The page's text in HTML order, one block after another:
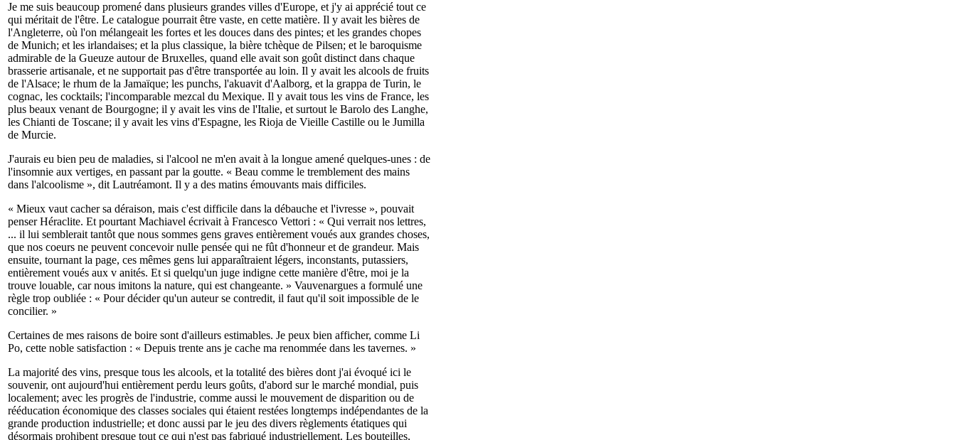
Je me suis beaucoup promené dans plusieurs grandes villes d'Europe, et j'y ai apprécié tout ce
qui méritait de l'être. Le catalogue pourrait être vaste, en cette matière. Il y avait les bières de
l'Angleterre, où l'on mélangeait les fortes et les douces dans des pintes; et les grandes chopes
de Munich; et les irlandaises; et la plus classique, la bière tchèque de Pilsen; et le baroquisme
admirable de la Gueuze autour de Bruxelles, quand elle avait son goût distinct dans chaque
brasserie artisanale, et ne supportait pas d'être transportée au loin. Il y avait les alcools de fruits
de l'Alsace; le rhum de la Jamaïque; les punchs, l'akuavit d'Aalborg, et la grappa de Turin, le
cognac, les cocktails; l'incomparable mezcal du Mexique. Il y avait tous les vins de France, les
plus beaux venant de Bourgogne; il y avait les vins de l'Italie, et surtout le Barolo des Langhe,
les Chianti de Toscane; il y avait les vins d'Espagne, les Rioja de Vieille Castille ou le Jumilla
de Murcie.
J'aurais eu bien peu de maladies, si l'alcool ne m'en avait à la longue amené quelques-unes : de
l'insomnie aux vertiges, en passant par la goutte. « Beau comme le tremblement des mains
dans l'alcoolisme », dit Lautréamont. Il y a des matins émouvants mais difficiles.
« Mieux vaut cacher sa déraison, mais c'est difficile dans la débauche et l'ivresse », pouvait
penser Héraclite. Et pourtant Machiavel écrivait à Francesco Vettori : « Qui verrait nos lettres,
... il lui semblerait tantôt que nous sommes gens graves entièrement voués aux grandes choses,
que nos coeurs ne peuvent concevoir nulle pensée qui ne fût d'honneur et de grandeur. Mais
ensuite, tournant la page, ces mêmes gens lui apparaîtraient légers, inconstants, putassiers,
entièrement voués aux v anités. Et si quelqu'un juge indigne cette manière d'être, moi je la
trouve louable, car nous imitons la nature, qui est changeante. » Vauvenargues a formulé une
règle trop oubliée : « Pour décider qu'un auteur se contredit, il faut qu'il soit impossible de le
concilier. »
Certaines de mes raisons de boire sont d'ailleurs estimables. Je peux bien afficher, comme Li
Po, cette noble satisfaction : « Depuis trente ans je cache ma renommée dans les tavernes. »
La majorité des vins, presque tous les alcools, et la totalité des bières dont j'ai évoqué ici le
souvenir, ont aujourd'hui entièrement perdu leurs goûts, d'abord sur le marché mondial, puis
localement; avec les progrès de l'industrie, comme aussi le mouvement de disparition ou de
rééducation économique des classes sociales qui étaient restées longtemps indépendantes de la
grande production industrielle; et donc aussi par le jeu des divers règlements étatiques qui
désormais prohibent presque tout ce qui n'est pas fabriqué industriellement. Les bouteilles,